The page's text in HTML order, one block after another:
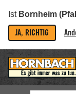
Ist Bornheim
JA, RICHTIG